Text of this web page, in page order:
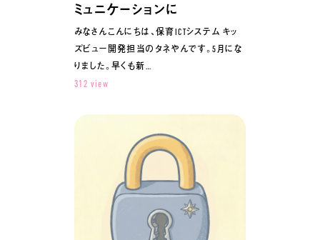
ミュニケーションに
みなさんこんにちは、保育ICTシステム キッ
ズビュー開発担当のタネやんです。5月にな
りました。早くも新…
312 view